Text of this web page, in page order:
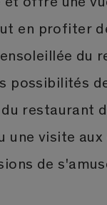
en profiter
du
possibilités
restaurant
une visite
de